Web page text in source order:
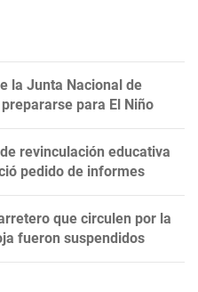
la Junta Nacional de
para El Niño
revinculación educativa
pedido de informes
que circulen por la
fueron suspendidos